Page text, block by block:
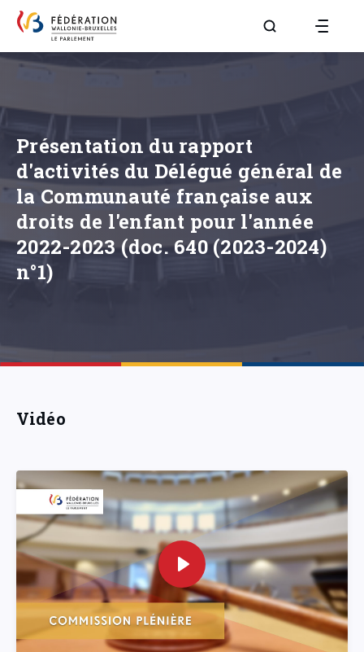
Aller à la page
Présentation du rapport
d'activités du Délégué général de
la Communauté française aux
droits de l'enfant pour l'année
2022-2023 (doc. 640 (2023-2024)
n°1)
Vidéo